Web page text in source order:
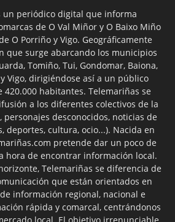
un periódico digital que informa
de O Val Miñor y O Baixo Miño
O Porriño y Vigo. Geográficamente
que surge abarcando los municipios
Tomiño, Tui, Gondomar, Baiona,
Vigo, dirigiéndose así a un público
420.000 habitantes. Telemariñas se
a los diferentes colectivos de la
personajes desconocidos, noticias de
deportes, cultura, ocio...). Nacida en
pretende dar un poco de
hora de encontrar información local.
Telemariñas se diferencia de
que están orientados en
información regional, nacional e
rápida y comarcal, centrándonos
local. El objetivo irrenunciable